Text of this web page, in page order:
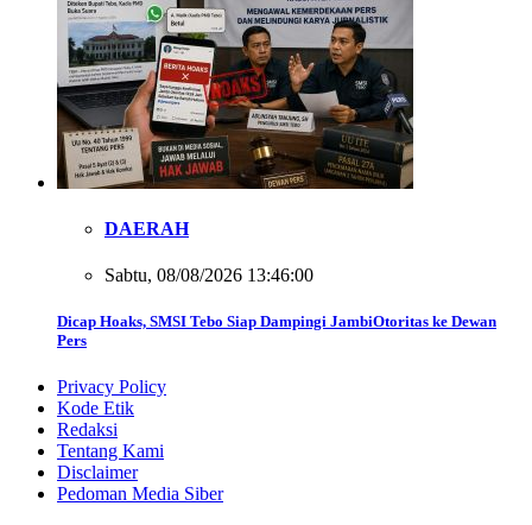
DAERAH
Sabtu, 08/08/2026 13:46:00
Dicap Hoaks, SMSI Tebo Siap Dampingi JambiOtoritas ke Dewan
Pers
Privacy Policy
Kode Etik
Redaksi
Tentang Kami
Disclaimer
Pedoman Media Siber